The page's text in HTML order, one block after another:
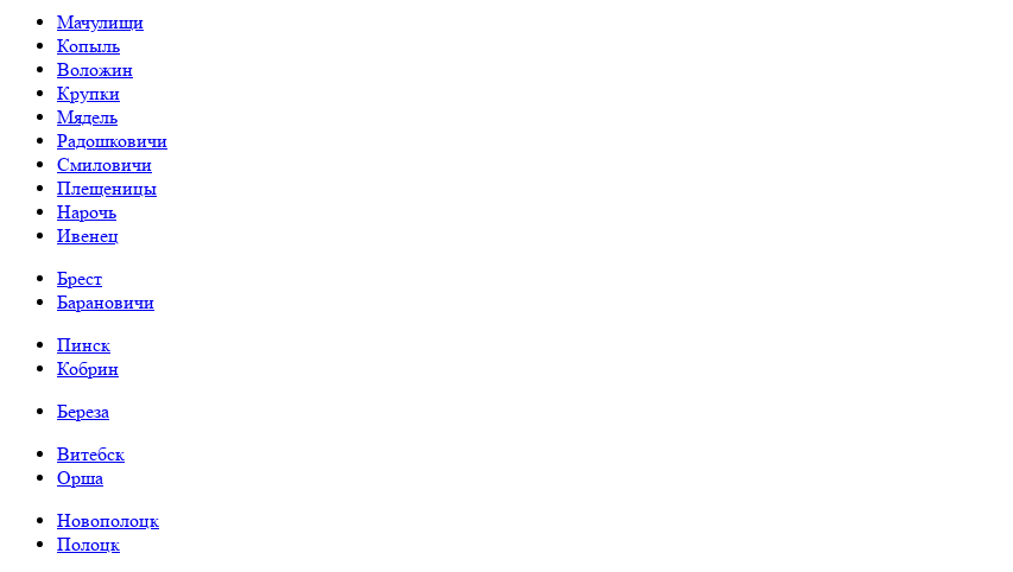
Мачулищи
Копыль
Воложин
Крупки
Мядель
Радошковичи
Смиловичи
Плещеницы
Нарочь
Ивенец
Брест
Барановичи
Пинск
Кобрин
Береза
Витебск
Орша
Новополоцк
Полоцк